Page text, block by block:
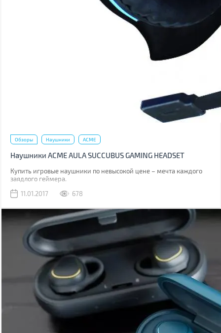
Обзоры Наушники ACME
Наушники ACME AULA SUCCUBUS GAMING HEADSET
Купить игровые наушники по невысокой цене – мечта каждого
заядлого геймера.
11.01.2017
678